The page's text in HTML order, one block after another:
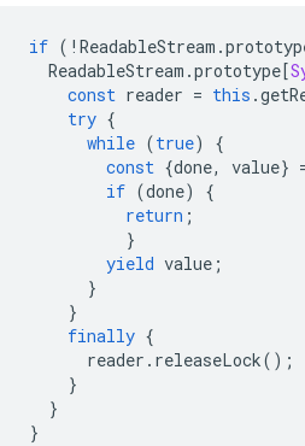
if ( ! ReadableStream .
ReadableStream .prototype [
const reader = this .
try {
while (true)
{
const {done, value}
if (done)
{
return ;
}
yield value ;
}
}
finally {
reader . releaseLock();
}
}
}